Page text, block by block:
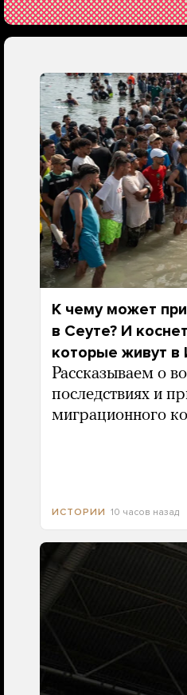
К чему может
в Сеуте? И
которые живут в
Рассказываем о
последствиях и
миграционного
ИСТОРИИ 10 часов назад